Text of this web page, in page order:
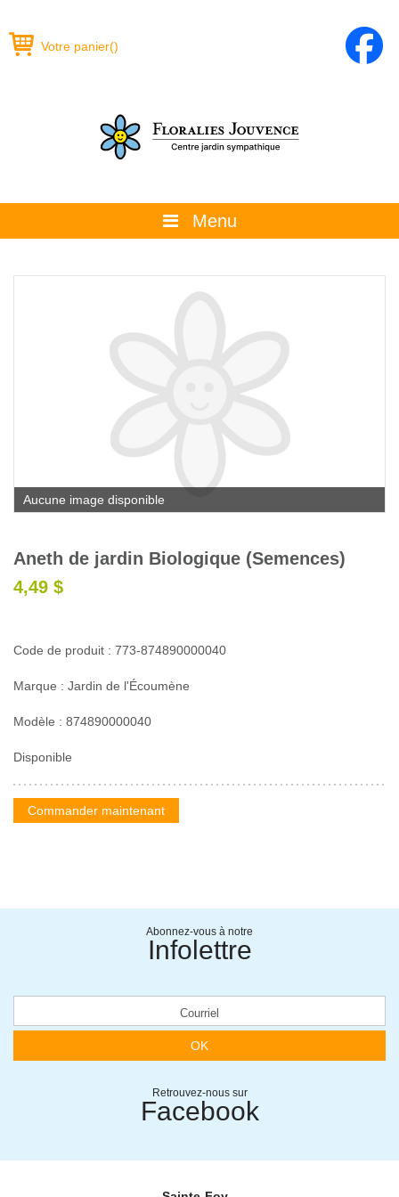
Votre panier()
Menu
La boutique
Promotions et évènements
Calendrier horticole
Emplois
Service à la clientèle
Nous joindre
Aucune image disponible
Aneth de jardin Biologique (Semences)
4,49 $
Code de produit : 773-874890000040
Marque : Jardin de l'Écoumène
Modèle : 874890000040
Disponible
Commander maintenant
Abonnez-vous à notre
Infolettre
OK
Retrouvez-nous sur
Facebook